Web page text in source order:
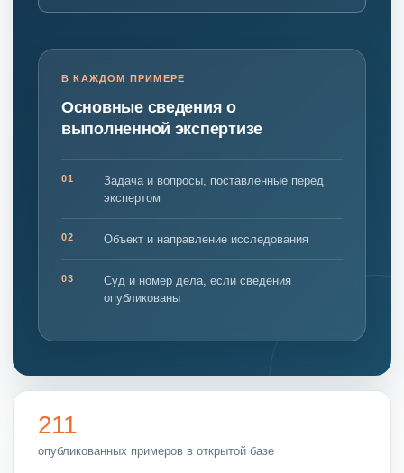
В КАЖДОМ ПРИМЕРЕ
Основные сведения о
выполненной экспертизе
01
Задача и вопросы, поставленные перед
экспертом
02 Объект и направление исследования
03
Суд и номер дела, если сведения
опубликованы
211
опубликованных примеров в открытой базе